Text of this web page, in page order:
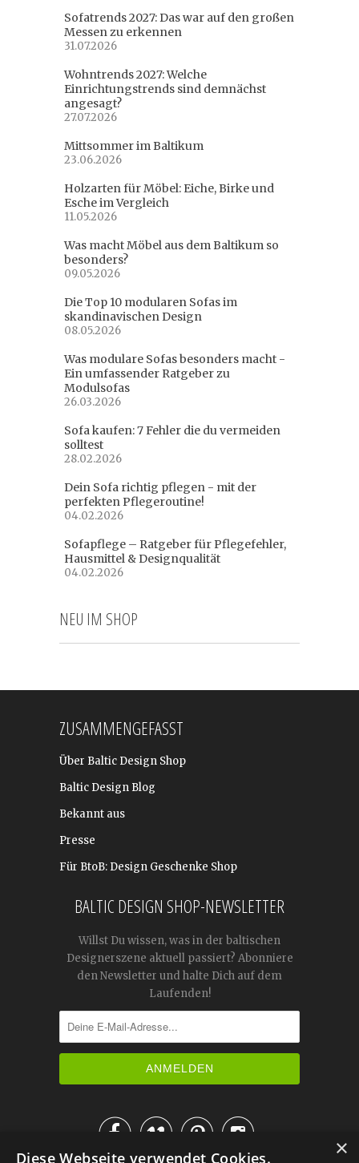
Sofatrends 2027: Das war auf den großen
Messen zu erkennen
31.07.2026
Wohntrends 2027: Welche
Einrichtungstrends sind demnächst
angesagt?
27.07.2026
Mittsommer im Baltikum
23.06.2026
Holzarten für Möbel: Eiche, Birke und
Esche im Vergleich
11.05.2026
Was macht Möbel aus dem Baltikum so
besonders?
09.05.2026
Die Top 10 modularen Sofas im
skandinavischen Design
08.05.2026
Was modulare Sofas besonders macht -
Ein umfassender Ratgeber zu
Modulsofas
26.03.2026
Sofa kaufen: 7 Fehler die du vermeiden
solltest
28.02.2026
Dein Sofa richtig pflegen - mit der
perfekten Pflegeroutine!
04.02.2026
Sofapflege – Ratgeber für Pflegefehler,
Hausmittel & Designqualität
04.02.2026
NEU IM SHOP
ZUSAMMENGEFASST
Über Baltic Design Shop
Baltic Design Blog
Bekannt aus
Presse
Für BtoB: Design Geschenke Shop
BALTIC DESIGN SHOP-NEWSLETTER
Willst Du wissen, was in der baltischen
Designerszene aktuell passiert? Abonniere
den Newsletter und halte Dich auf dem
Laufenden!
 ×
Diese Webseite verwendet Cookies.